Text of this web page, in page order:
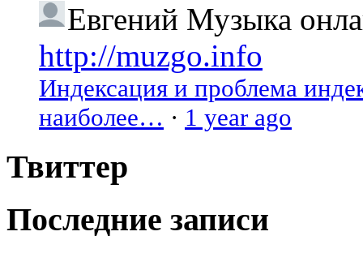
Евгений Музыка
http://muzgo.info
Индексация и проблема
наиболее… · 1 year ago
Твиттер
Последние записи